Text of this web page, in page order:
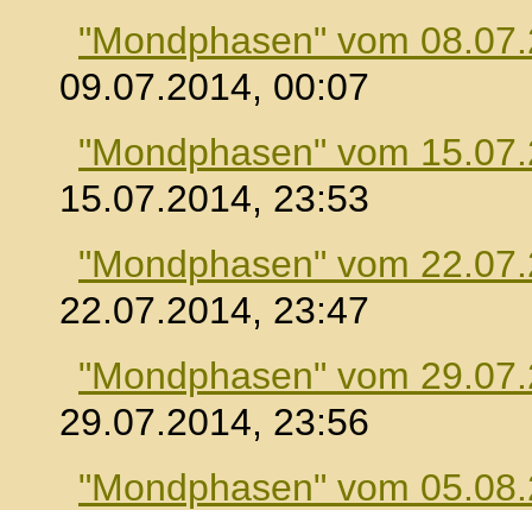
"Mondphasen" vom
09.07.2014, 00:07
"Mondphasen" vom
15.07.2014, 23:53
"Mondphasen" vom
22.07.2014, 23:47
"Mondphasen" vom
29.07.2014, 23:56
"Mondphasen" vom